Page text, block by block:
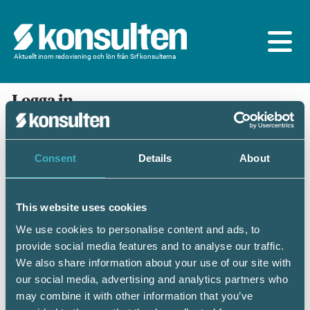
Consent Details About
This website uses cookies
We use cookies to personalise content and ads, to
provide social media features and to analyse our traffic.
We also share information about your use of our site with
our social media, advertising and analytics partners who
may combine it with other information that you’ve
Aktuellt inom redovisning och lön från Srf konsulterna
Logga in
En prenumeration ingår för dig som är
medlem/ansluten till Srf konsulterna. Du loggar in
med BankID eller samma lösenord som du har på
Mobilt BankID
Personnummer(ÅÅÅÅMMDDNNNN)